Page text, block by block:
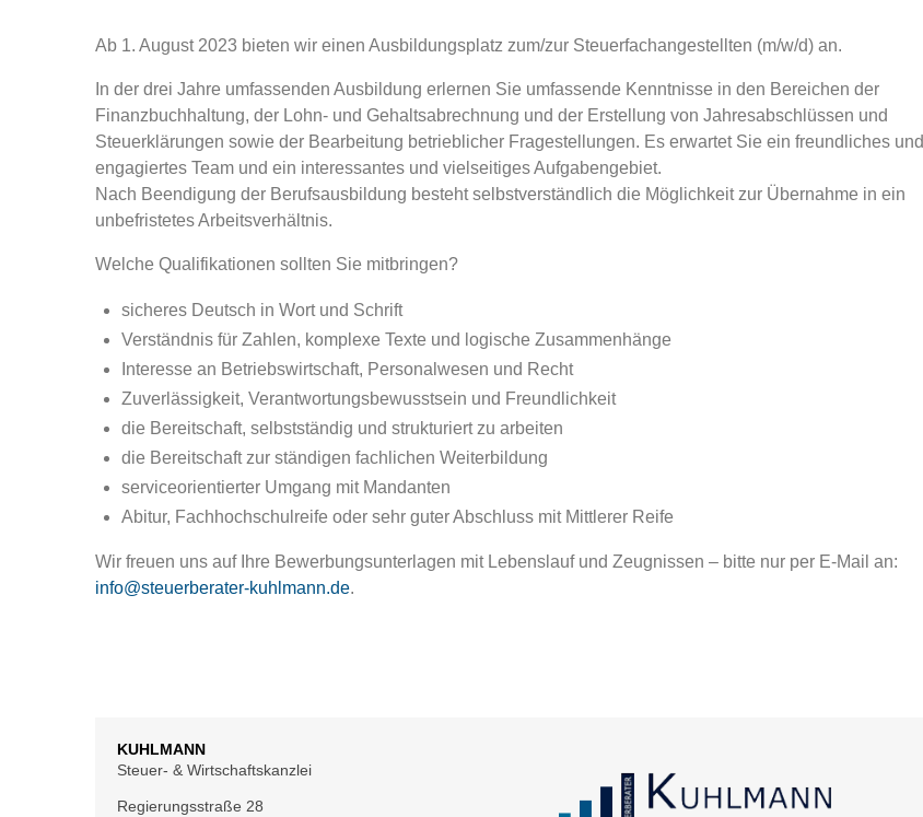
Ab 1. August 2023 bieten wir einen Ausbildungsplatz zum/zur Steuerfachangestellten (m/w/d) an.
In der drei Jahre umfassenden Ausbildung erlernen Sie umfassende Kenntnisse in den Bereichen der
Finanzbuchhaltung, der Lohn- und Gehaltsabrechnung und der Erstellung von Jahresabschlüssen und
Steuerklärungen sowie der Bearbeitung betrieblicher Fragestellungen. Es erwartet Sie ein freundliches und
engagiertes Team und ein interessantes und vielseitiges Aufgabengebiet.
Nach Beendigung der Berufsausbildung besteht selbstverständlich die Möglichkeit zur Übernahme in ein
unbefristetes Arbeitsverhältnis.
Welche Qualifikationen sollten Sie mitbringen?
sicheres Deutsch in Wort und Schrift
Verständnis für Zahlen, komplexe Texte und logische Zusammenhänge
Interesse an Betriebswirtschaft, Personalwesen und Recht
Zuverlässigkeit, Verantwortungsbewusstsein und Freundlichkeit
die Bereitschaft, selbstständig und strukturiert zu arbeiten
die Bereitschaft zur ständigen fachlichen Weiterbildung
serviceorientierter Umgang mit Mandanten
Abitur, Fachhochschulreife oder sehr guter Abschluss mit Mittlerer Reife
Wir freuen uns auf Ihre Bewerbungsunterlagen mit Lebenslauf und Zeugnissen – bitte nur per E-Mail an:
info@steuerberater-kuhlmann.de.
KUHLMANN
Steuer- & Wirtschaftskanzlei
Regierungsstraße 28